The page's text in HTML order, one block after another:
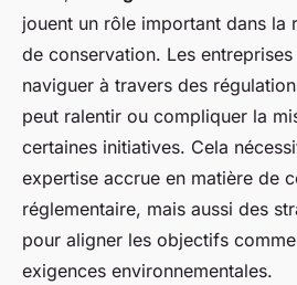
jouent un rôle important dans la
de conservation. Les
naviguer à travers des
peut ralentir ou compliquer la
certaines initiatives. Cela
expertise accrue en matière de
réglementaire, mais aussi des
pour aligner les objectifs
exigences environnementales.